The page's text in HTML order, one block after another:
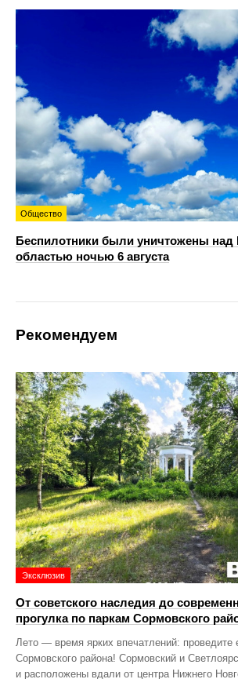
Общество
Беспилотники были уничтожены над
областью ночью 6 августа
Рекомендуем
Эксклюзив
От советского наследия до
прогулка по паркам Сормовского
Лето — время ярких впечатлений: проведите
Сормовского района! Сормовский и
и расположены вдали от центра Нижнего